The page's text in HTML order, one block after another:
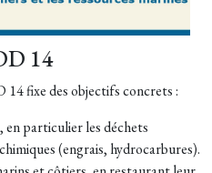
14
14 fixe des objectifs concrets :
particulier les déchets
(engrais, hydrocarbures).